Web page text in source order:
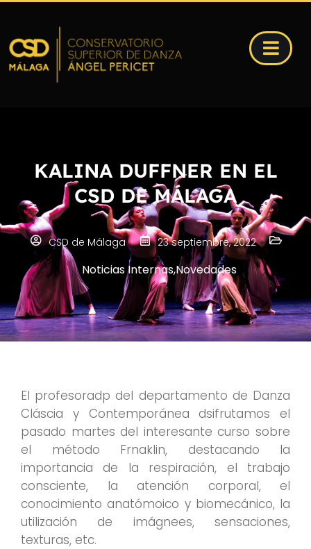
KALINA DUFFNER EN EL
CSD DE MÁLAGA
CSD de Málaga 23 septiembre, 2022
Noticias Internas,Novedades
El profesoradp del departamento de Danza
Cláscia y Contemporánea dsifrutamos el
pasado martes del interesante curso sobre
el método Frnaklin, destacando la
importancia de la respiración, el trabajo
consciente, la atención corporal, el
conocimiento anatómoico y biomecánico, la
utilización de imágnees, sensaciones,
texturas, etc.